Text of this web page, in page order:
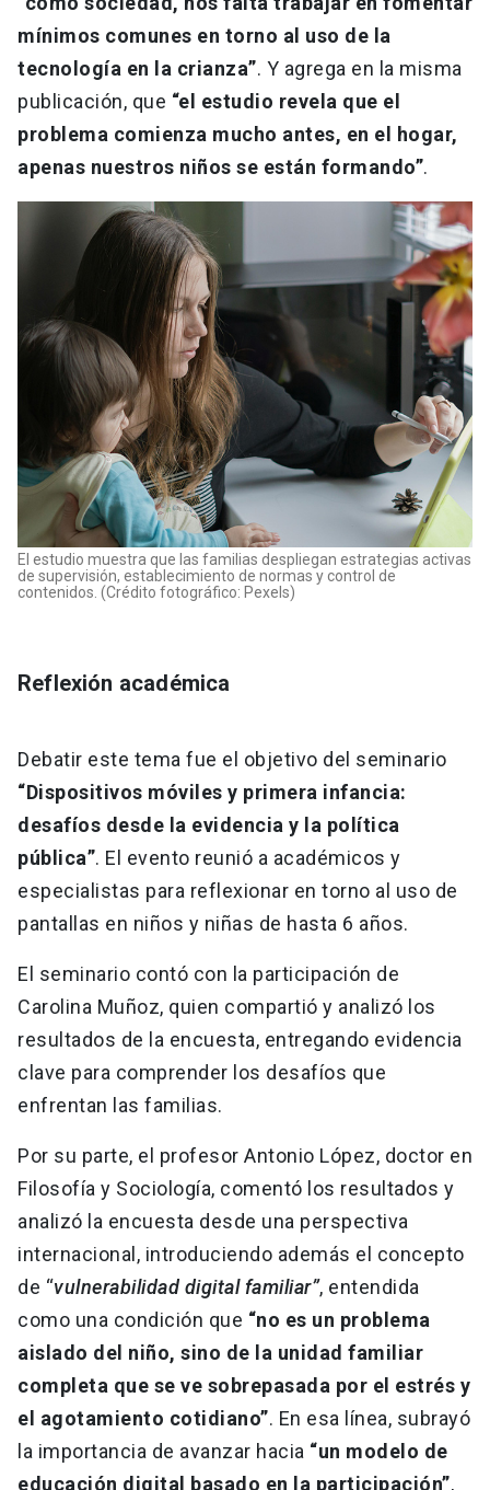
mínimos comunes en torno al uso de la
tecnología en la crianza”. Y agrega en la misma
publicación, que “el estudio revela que el
problema comienza mucho antes, en el hogar,
apenas nuestros niños se están formando”.
El estudio muestra que las familias despliegan estrategias activas
de supervisión, establecimiento de normas y control de
contenidos. (Crédito fotográfico: Pexels)
Reflexión académica
Debatir este tema fue el objetivo del seminario
“Dispositivos móviles y primera infancia:
desafíos desde la evidencia y la política
pública”. El evento reunió a académicos y
especialistas para reflexionar en torno al uso de
pantallas en niños y niñas de hasta 6 años.
El seminario contó con la participación de
Carolina Muñoz, quien compartió y analizó los
resultados de la encuesta, entregando evidencia
clave para comprender los desafíos que
enfrentan las familias.
Por su parte, el profesor Antonio López, doctor en
Filosofía y Sociología, comentó los resultados y
analizó la encuesta desde una perspectiva
internacional, introduciendo además el concepto
de “vulnerabilidad digital familiar”, entendida
como una condición que “no es un problema
aislado del niño, sino de la unidad familiar
completa que se ve sobrepasada por el estrés y
el agotamiento cotidiano”. En esa línea, subrayó
la importancia de avanzar hacia “un modelo de
educación digital basado en la participación”,